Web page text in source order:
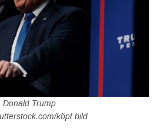
Donald Trump
köpt bild